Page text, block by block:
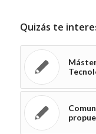
Quizás te